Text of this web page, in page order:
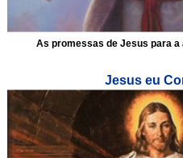
As promessas de Jesus para
Jesus eu